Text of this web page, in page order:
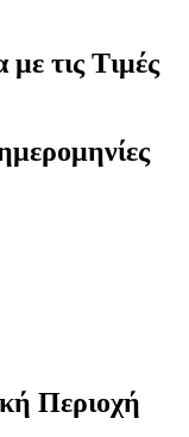
τις Τιμές
Περιοχή